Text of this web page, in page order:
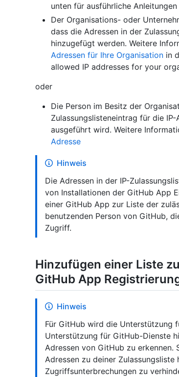
unten für ausführliche Anleitungen
Der Organisations- oder
dass die Adressen in der
hinzugefügt werden. Weitere
Adressen für Ihre Organisation in
allowed IP addresses for your
oder
Die Person im Besitz der
Zulassungslisteneintrag für die
ausgeführt wird. Weitere
Adresse
Hinweis
Die Adressen in der IP-
von Installationen der GitHub App
einer GitHub App zur Liste der
benutzenden Person von GitHub,
Zugriff.
Hinzufügen einer Liste
GitHub App
Hinweis
Für GitHub wird die Unterstützung
Unterstützung für GitHub-Dienste
Adressen von GitHub zu
Adressen zu deiner
Zugriffsunterbrechungen zu